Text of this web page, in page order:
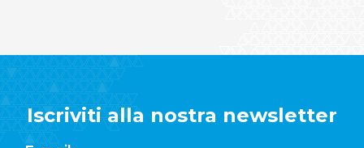
Iscriviti alla nostra newsletter